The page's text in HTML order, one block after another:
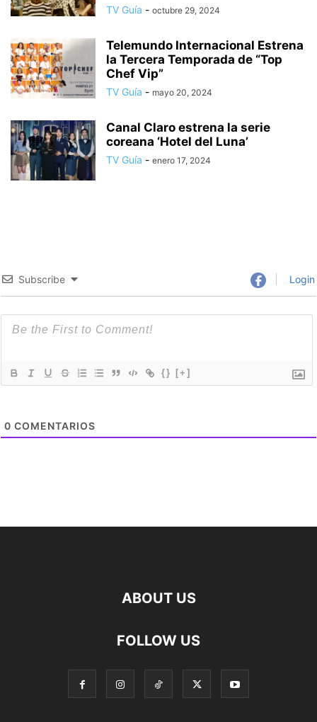
TV Guía - octubre 29, 2024
Telemundo Internacional Estrena
la Tercera Temporada de “Top
Chef Vip”
TV Guía - mayo 20, 2024
Canal Claro estrena la serie
coreana ‘Hotel del Luna’
TV Guía - enero 17, 2024
Subscribe Login
{} [+]
0 COMENTARIOS
ABOUT US
FOLLOW US